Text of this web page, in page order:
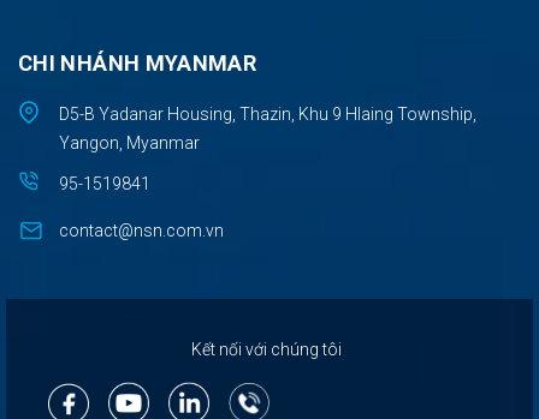
CHI NHÁNH MYANMAR
D5-B Yadanar Housing, Thazin, Khu 9 Hlaing Township,
Yangon, Myanmar
95-1519841
contact@nsn.com.vn
Kết nối với chúng tôi